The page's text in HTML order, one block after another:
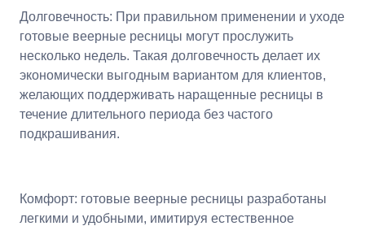
Долговечность: При правильном применении и уходе
готовые веерные ресницы могут прослужить
несколько недель. Такая долговечность делает их
экономически выгодным вариантом для клиентов,
желающих поддерживать наращенные ресницы в
течение длительного периода без частого
подкрашивания.
Комфорт: готовые веерные ресницы разработаны
легкими и удобными, имитируя естественное